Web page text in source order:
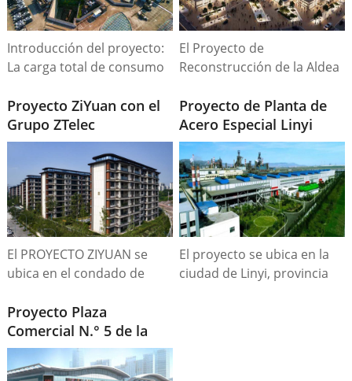
Introducción del proyecto:
La carga total de consumo
17.100 kVA, con 6 conjuntos
de transformadores de
1.600 kVA y 6 conjuntos de
transformadores de 1.250
kVA.
El Proyecto de
Reconstrucción de la Aldea
centro de la ciudad, abarca
una superficie total de
260,03 mu y cuenta con 16
edificios residenciales.
Proyecto ZiYuan con el
Grupo ZTelec
El PROYECTO ZIYUAN se
ubica en el condado de
Zhengzhou, con una
superficie construida de
83414,1 hectáreas, una
superficie total de 37309,9
Proyecto de Planta de
Acero Especial Linyi
Sande
El proyecto se ubica en la
ciudad de Linyi, provincia
Proyecto Plaza
Comercial N.° 5 de la
ciudad de HuaNan